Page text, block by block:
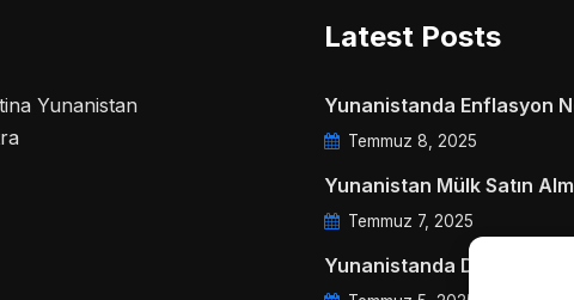
Yunanistan
Latest Posts
Yunanistanda Enflasyon
Temmuz 8, 2025
Yunanistan Mülk Satın
Temmuz 7, 2025
Yunanistanda Daire